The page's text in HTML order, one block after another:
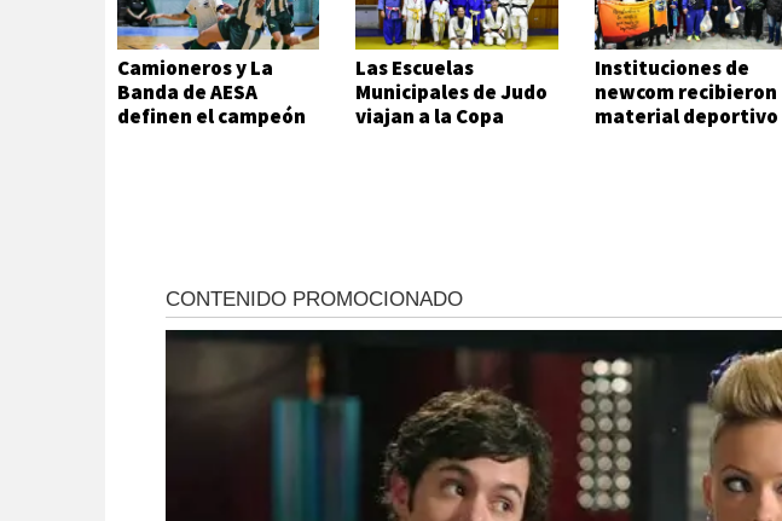
Camioneros y La
Banda de AESA
definen el campeón
Las Escuelas
Municipales de Judo
viajan a la Copa
Instituciones de
newcom recibieron
material deportivo